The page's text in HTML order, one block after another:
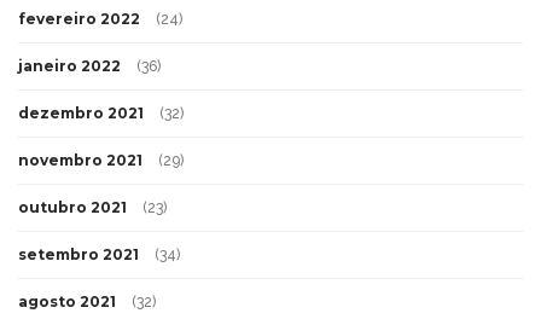
fevereiro 2022 (24)
janeiro 2022 (36)
dezembro 2021 (32)
novembro 2021 (29)
outubro 2021 (23)
setembro 2021 (34)
agosto 2021 (32)